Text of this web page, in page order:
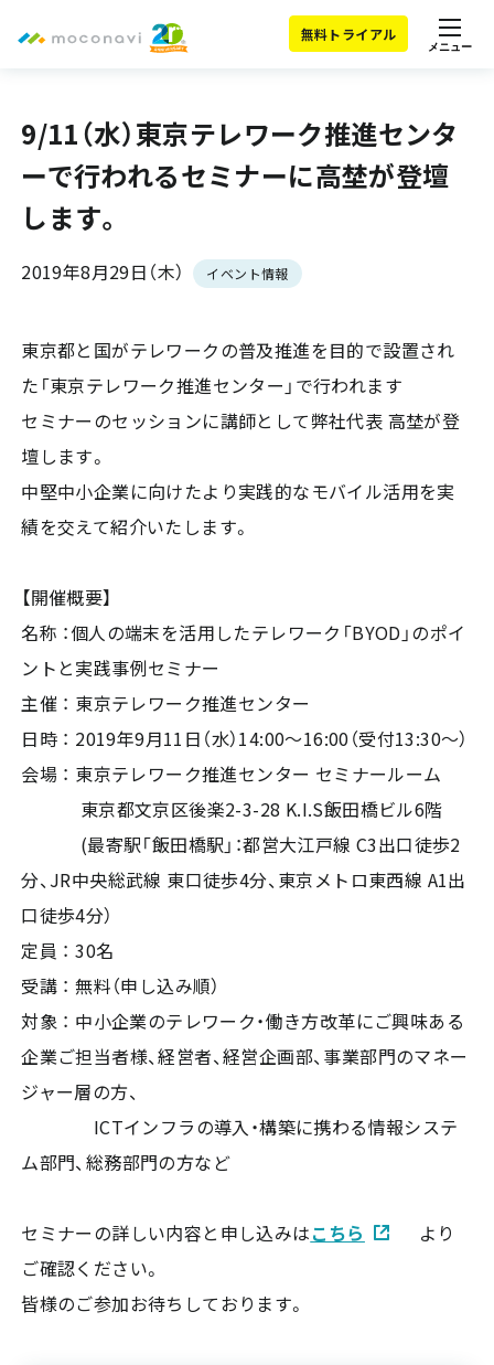
無料トライアル
メニュー
9/11（水）東京テレワーク推進センタ
ーで行われるセミナーに高埜が登壇
します。
2019年8月29日（木） イベント情報
東京都と国がテレワークの普及推進を目的で設置され
た「東京テレワーク推進センター」で行われます
セミナーのセッションに講師として弊社代表 高埜が登
壇します。
中堅中小企業に向けたより実践的なモバイル活用を実
績を交えて紹介いたします。
【開催概要】
名称 ：個人の端末を活用したテレワーク「BYOD」のポイ
ントと実践事例セミナー
主催 ： 東京テレワーク推進センター
日時 ： 2019年9月11日（水）14:00～16:00（受付13:30～）
会場 ： 東京テレワーク推進センター セミナールーム
東京都文京区後楽2-3-28 K.I.S飯田橋ビル6階
(最寄駅「飯田橋駅」：都営大江戸線 C3出口徒歩2
分、JR中央総武線 東口徒歩4分、東京メトロ東西線 A1出
口徒歩4分）
定員 ： 30名
受講 ： 無料（申し込み順）
対象 ： 中小企業のテレワーク・働き方改革にご興味ある
企業ご担当者様、経営者、経営企画部、事業部門のマネー
ジャー層の方、
ICTインフラの導入・構築に携わる情報システ
ム部門、総務部門の方など
セミナーの詳しい内容と申し込みはこちら
より
ご確認ください。
皆様のご参加お待ちしております。